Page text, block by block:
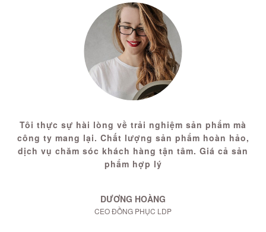
Tôi thực sự hài lòng về trải nghiệm sản phẩm mà
công ty mang lại. Chất lượng sản phẩm hoàn hảo,
dịch vụ chăm sóc khách hàng tận tâm. Giá cả sản
phẩm hợp lý
DƯƠNG HOÀNG
CEO ĐỒNG PHỤC LDP